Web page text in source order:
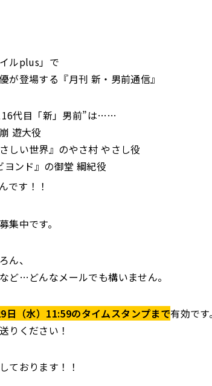
ルplus」で
が登場する『月刊 新・男前通信』
代目「新」男前”は……
遊大役
しい世界』のやさ村 やさし役
ンド』の御堂 綱紀役
です！！
集中です。
ん、
ど…どんなメールでも構いません。
日（水）11:59のタイムスタンプまで有効です
りください！
ております！！